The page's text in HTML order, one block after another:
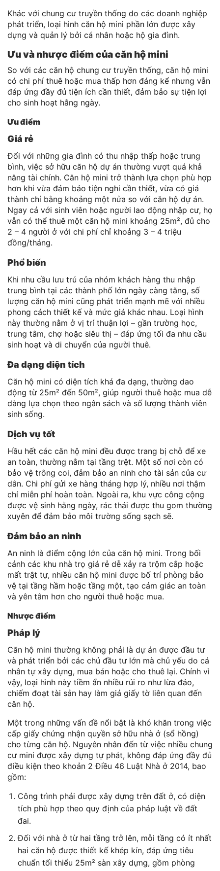
Khác với chung cư truyền thống do các doanh nghiệp
phát triển, loại hình căn hộ mini phần lớn được xây
dựng và quản lý bởi cá nhân hoặc hộ gia đình.
Ưu và nhược điểm của căn hộ mini
So với các căn hộ chung cư truyền thống, căn hộ mini
có chi phí thuê hoặc mua thấp hơn đáng kể nhưng vẫn
đáp ứng đầy đủ tiện ích cần thiết, đảm bảo sự tiện lợi
cho sinh hoạt hằng ngày.
Ưu điểm
Giá rẻ
Đối với những gia đình có thu nhập thấp hoặc trung
bình, việc sở hữu căn hộ dự án thường vượt quá khả
năng tài chính. Căn hộ mini trở thành lựa chọn phù hợp
hơn khi vừa đảm bảo tiện nghi cần thiết, vừa có giá
thành chỉ bằng khoảng một nửa so với căn hộ dự án.
Ngay cả với sinh viên hoặc người lao động nhập cư, họ
vẫn có thể thuê một căn hộ mini khoảng 25m², đủ cho
2 – 4 người ở với chi phí chỉ khoảng 3 – 4 triệu
đồng/tháng.
Phổ biến
Khi nhu cầu lưu trú của nhóm khách hàng thu nhập
trung bình tại các thành phố lớn ngày càng tăng, số
lượng căn hộ mini cũng phát triển mạnh mẽ với nhiều
phong cách thiết kế và mức giá khác nhau. Loại hình
này thường nằm ở vị trí thuận lợi – gần trường học,
trung tâm, chợ hoặc siêu thị – đáp ứng tối đa nhu cầu
sinh hoạt và di chuyển của người thuê.
Đa dạng diện tích
Căn hộ mini có diện tích khá đa dạng, thường dao
động từ 25m² đến 50m², giúp người thuê hoặc mua dễ
dàng lựa chọn theo ngân sách và số lượng thành viên
sinh sống.
Dịch vụ tốt
Hầu hết các căn hộ mini đều được trang bị chỗ để xe
an toàn, thường nằm tại tầng trệt. Một số nơi còn có
bảo vệ trông coi, đảm bảo an ninh cho tài sản của cư
dân. Chi phí gửi xe hàng tháng hợp lý, nhiều nơi thậm
chí miễn phí hoàn toàn. Ngoài ra, khu vực công cộng
được vệ sinh hằng ngày, rác thải được thu gom thường
xuyên để đảm bảo môi trường sống sạch sẽ.
Đảm bảo an ninh
An ninh là điểm cộng lớn của căn hộ mini. Trong bối
cảnh các khu nhà trọ giá rẻ dễ xảy ra trộm cắp hoặc
mất trật tự, nhiều căn hộ mini được bố trí phòng bảo
vệ tại tầng hầm hoặc tầng một, tạo cảm giác an toàn
và yên tâm hơn cho người thuê hoặc mua.
Nhược điểm
Pháp lý
Căn hộ mini thường không phải là dự án được đầu tư
và phát triển bởi các chủ đầu tư lớn mà chủ yếu do cá
nhân tự xây dựng, mua bán hoặc cho thuê lại. Chính vì
vậy, loại hình này tiềm ẩn nhiều rủi ro như lừa đảo,
chiếm đoạt tài sản hay làm giả giấy tờ liên quan đến
căn hộ.
Một trong những vấn đề nổi bật là khó khăn trong việc
cấp giấy chứng nhận quyền sở hữu nhà ở (sổ hồng)
cho từng căn hộ. Nguyên nhân đến từ việc nhiều chung
cư mini được xây dựng tự phát, không đáp ứng đầy đủ
điều kiện theo khoản 2 Điều 46 Luật Nhà ở 2014, bao
gồm:
Công trình phải được xây dựng trên đất ở, có diện
tích phù hợp theo quy định của pháp luật về đất
đai.
Đối với nhà ở từ hai tầng trở lên, mỗi tầng có ít nhất
hai căn hộ được thiết kế khép kín, đáp ứng tiêu
chuẩn tối thiểu 25m² sàn xây dựng, gồm phòng